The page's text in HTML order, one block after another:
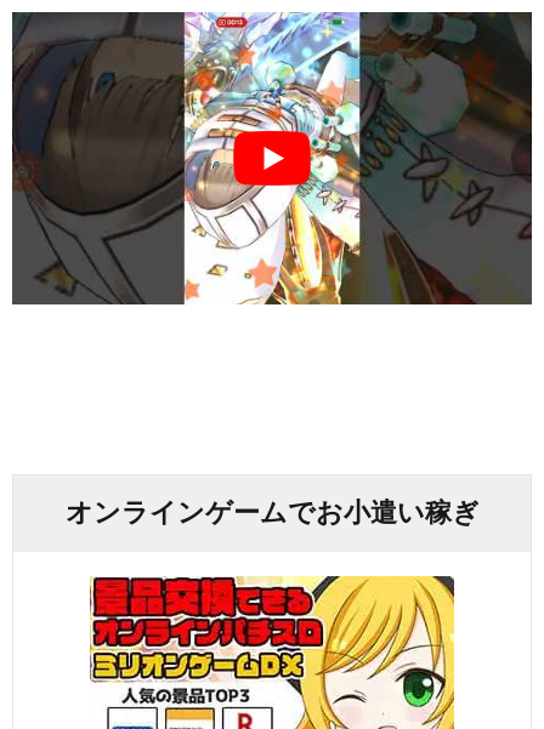
オンラインゲームでお小遣い稼ぎ